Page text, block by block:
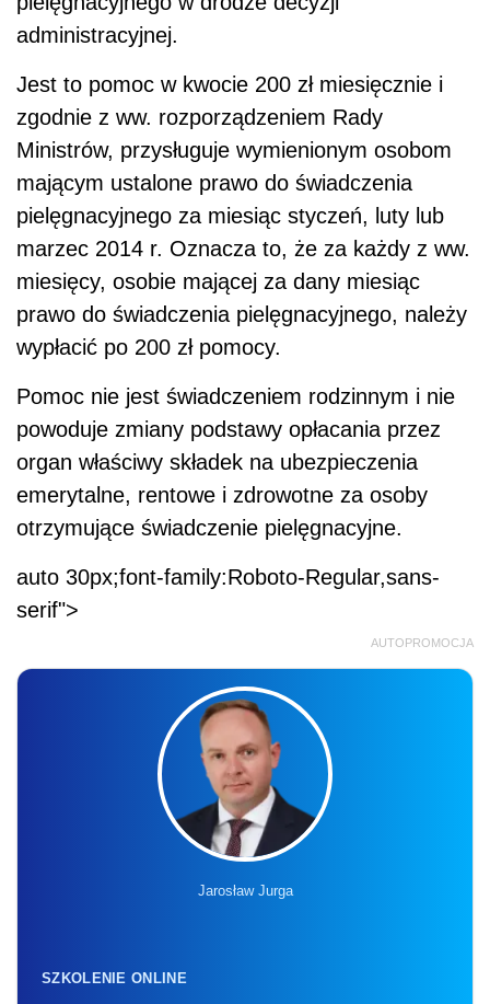
administracyjnej.
Jest to pomoc w kwocie 200 zł miesięcznie i
zgodnie z ww. rozporządzeniem Rady
Ministrów, przysługuje wymienionym osobom
mającym ustalone prawo do świadczenia
pielęgnacyjnego za miesiąc styczeń, luty lub
marzec 2014 r. Oznacza to, że za każdy z ww.
miesięcy, osobie mającej za dany miesiąc
prawo do świadczenia pielęgnacyjnego, należy
wypłacić po 200 zł pomocy.
Pomoc nie jest świadczeniem rodzinnym i nie
powoduje zmiany podstawy opłacania przez
organ właściwy składek na ubezpieczenia
emerytalne, rentowe i zdrowotne za osoby
otrzymujące świadczenie pielęgnacyjne.
auto 30px;font-family:Roboto-Regular,sans-
serif">
AUTOPROMOCJA
Jarosław Jurga
SZKOLENIE ONLINE